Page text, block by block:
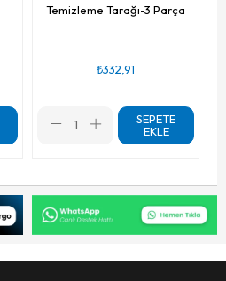
Temizleme Tarağı-3 Parça
₺332,91
SEPETE
EKLE